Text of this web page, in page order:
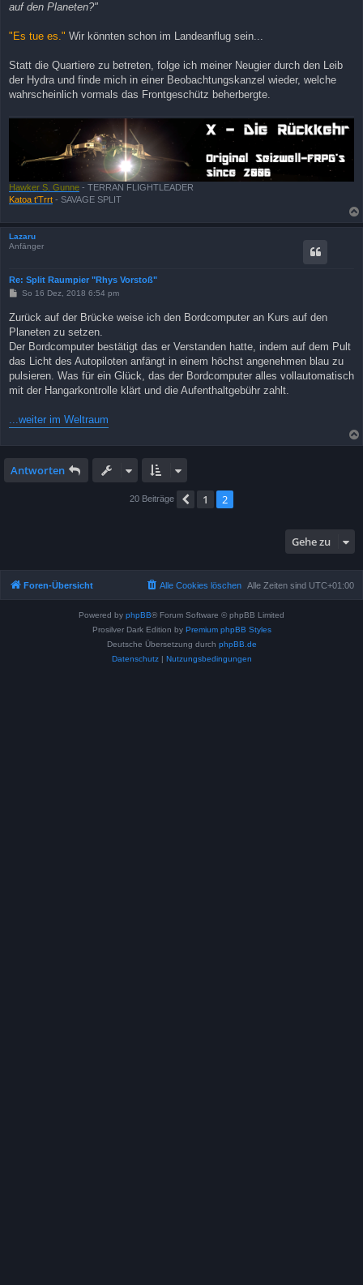
auf den Planeten?"
"Es tue es." Wir könnten schon im Landeanflug sein...
Statt die Quartiere zu betreten, folge ich meiner Neugier durch den Leib
der Hydra und finde mich in einer Beobachtungskanzel wieder, welche
wahrscheinlich vormals das Frontgeschütz beherbergte.
Hawker S. Gunne - TERRAN FLIGHTLEADER
Katoa t'Trrt - SAVAGE SPLIT
Lazaru
Anfänger
Re: Split Raumpier "Rhys Vorstoß"
B
t
r
g
So 16 Dez, 2018 6:54 pm
Zurück auf der Brücke weise ich den Bordcomputer an Kurs auf den
Planeten zu setzen.
Der Bordcomputer bestätigt das er Verstanden hatte, indem auf dem Pult
das Licht des Autopiloten anfängt in einem höchst angenehmen blau zu
pulsieren. Was für ein Glück, das der Bordcomputer alles vollautomatisch
mit der Hangarkontrolle klärt und die Aufenthaltgebühr zahlt.
...weiter im Weltraum
Antworten
20 Beiträge Vorherige
1 2
Gehe zu
Foren-Übersicht Alle Zeiten sind UTC+01:00
Alle Cookies löschen
Powered by phpBB® Forum Software © phpBB Limited
Prosilver Dark Edition by Premium phpBB Styles
Deutsche Übersetzung durch phpBB.de
Datenschutz| Nutzungsbedingungen